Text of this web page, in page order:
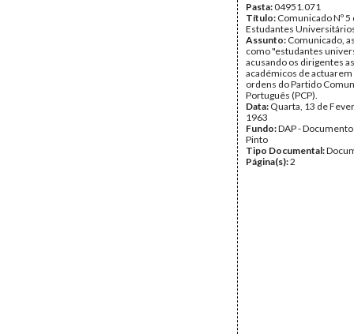
Pasta:04951.071
Título: Comunicado Nº 5
Estudantes
Assunto: Comunicado,
como "estudantes
acusando os dirigentes
académicos de
ordens do Partido
Português (PCP).
Data: Quarta, 13 de
1963
Fundo:DAP -
Pinto
Tipo Documental:
Página(s):2